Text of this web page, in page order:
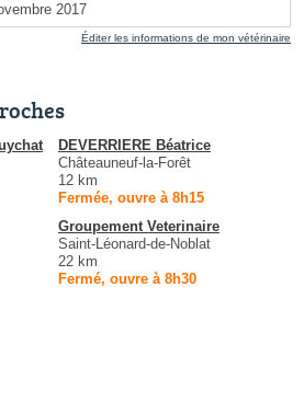
2017
Éditer les informations de mon vétérinaire
DEVERRIERE Béatrice
Châteauneuf-la-Forêt
12 km
Fermée, ouvre à 8h15
Groupement Veterinaire
Saint-Léonard-de-Noblat
22 km
Fermé, ouvre à 8h30